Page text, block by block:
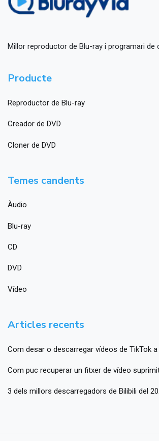
Millor reproductor de Blu-ray i programari de
Producte
Reproductor de Blu-ray
Creador de DVD
Cloner de DVD
Temes candents
Àudio
Blu-ray
CD
DVD
Vídeo
Articles recents
Com desar o descarregar vídeos de TikTok
Com puc recuperar un fitxer de vídeo
3 dels millors descarregadors de Bilibili del